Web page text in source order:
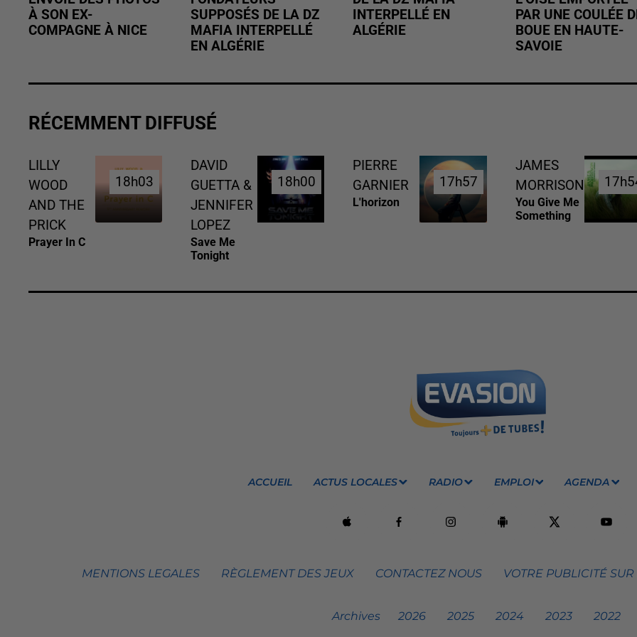
À SON EX-
COMPAGNE À NICE
SUPPOSÉS DE LA DZ
MAFIA INTERPELLÉ
EN ALGÉRIE
INTERPELLÉ EN
ALGÉRIE
PAR UNE COULÉE
BOUE EN HAUTE-
SAVOIE
RÉCEMMENT DIFFUSÉ
LILLY
WOOD
AND THE
PRICK
Prayer In C
18h03
18h03
DAVID
GUETTA &
JENNIFER
LOPEZ
Save Me
Tonight
18h00
18h00
PIERRE
GARNIER
L'horizon
17h57
17h57
JAMES
MORRISON
You Give Me
Something
ACCUEIL ACTUS LOCALES RADIO EMPLOI AGENDA
MENTIONS LEGALES RÈGLEMENT DES JEUX CONTACTEZ NOUS VOTRE PUBLICITÉ
Archives 2026 2025 2024 2023 2022